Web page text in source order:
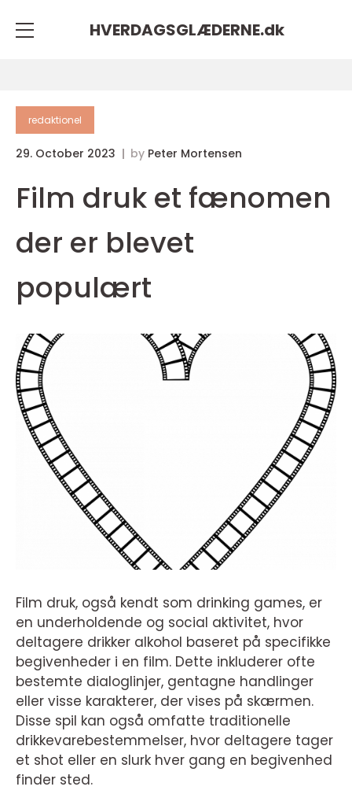
HVERDAGSGLÆDERNE.dk
redaktionel
29. October 2023 by Peter Mortensen
Film druk et fænomen
der er blevet
populært
Film druk, også kendt som drinking games, er
en underholdende og social aktivitet, hvor
deltagere drikker alkohol baseret på specifikke
begivenheder i en film. Dette inkluderer ofte
bestemte dialoglinjer, gentagne handlinger
eller visse karakterer, der vises på skærmen.
Disse spil kan også omfatte traditionelle
drikkevarebestemmelser, hvor deltagere tager
et shot eller en slurk hver gang en begivenhed
finder sted.